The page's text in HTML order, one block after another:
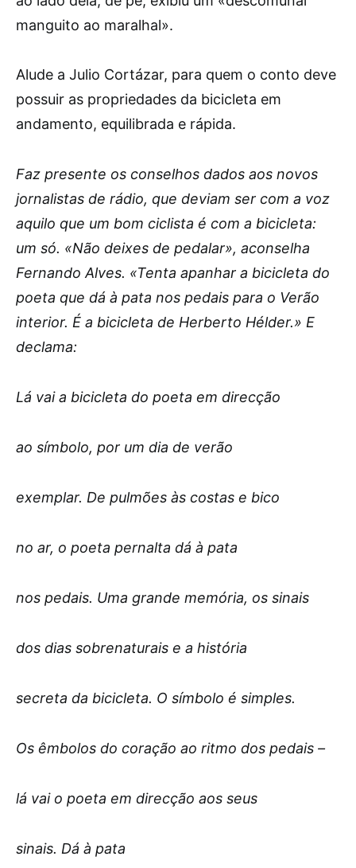
manguito ao maralhal».
Alude a Julio Cortázar, para quem o conto deve
possuir as propriedades da bicicleta em
andamento, equilibrada e rápida.
Faz presente os conselhos dados aos novos
jornalistas de rádio, que deviam ser com a voz
aquilo que um bom ciclista é com a bicicleta:
um só. «Não deixes de pedalar», aconselha
Fernando Alves. «Tenta apanhar a bicicleta do
poeta que dá à pata nos pedais para o Verão
interior. É a bicicleta de Herberto Hélder.» E
declama:
Lá vai a bicicleta do poeta em direcção
ao símbolo, por um dia de verão
exemplar. De pulmões às costas e bico
no ar, o poeta pernalta dá à pata
nos pedais. Uma grande memória, os sinais
dos dias sobrenaturais e a história
secreta da bicicleta. O símbolo é simples.
Os êmbolos do coração ao ritmo dos pedais –
lá vai o poeta em direcção aos seus
sinais. Dá à pata